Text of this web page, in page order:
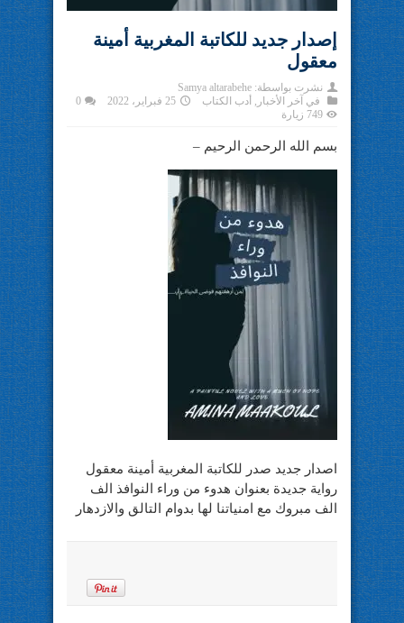
إصدار جديد للكاتبة المغربية أمينة
معقول
نشرت بواسطة: Samya altarabehe
في آخر الأخبار أدب الكتاب 25 فبراير، 2022
0
749 زيارة
بسم الله الرحمن الرحيم –
اصدار جديد صدر للكاتبة المغربية أمينة معقول
رواية جديدة بعنوان هدوء من وراء النوافذ الف
الف مبروك مع امنياتنا لها بدوام التالق والازدهار